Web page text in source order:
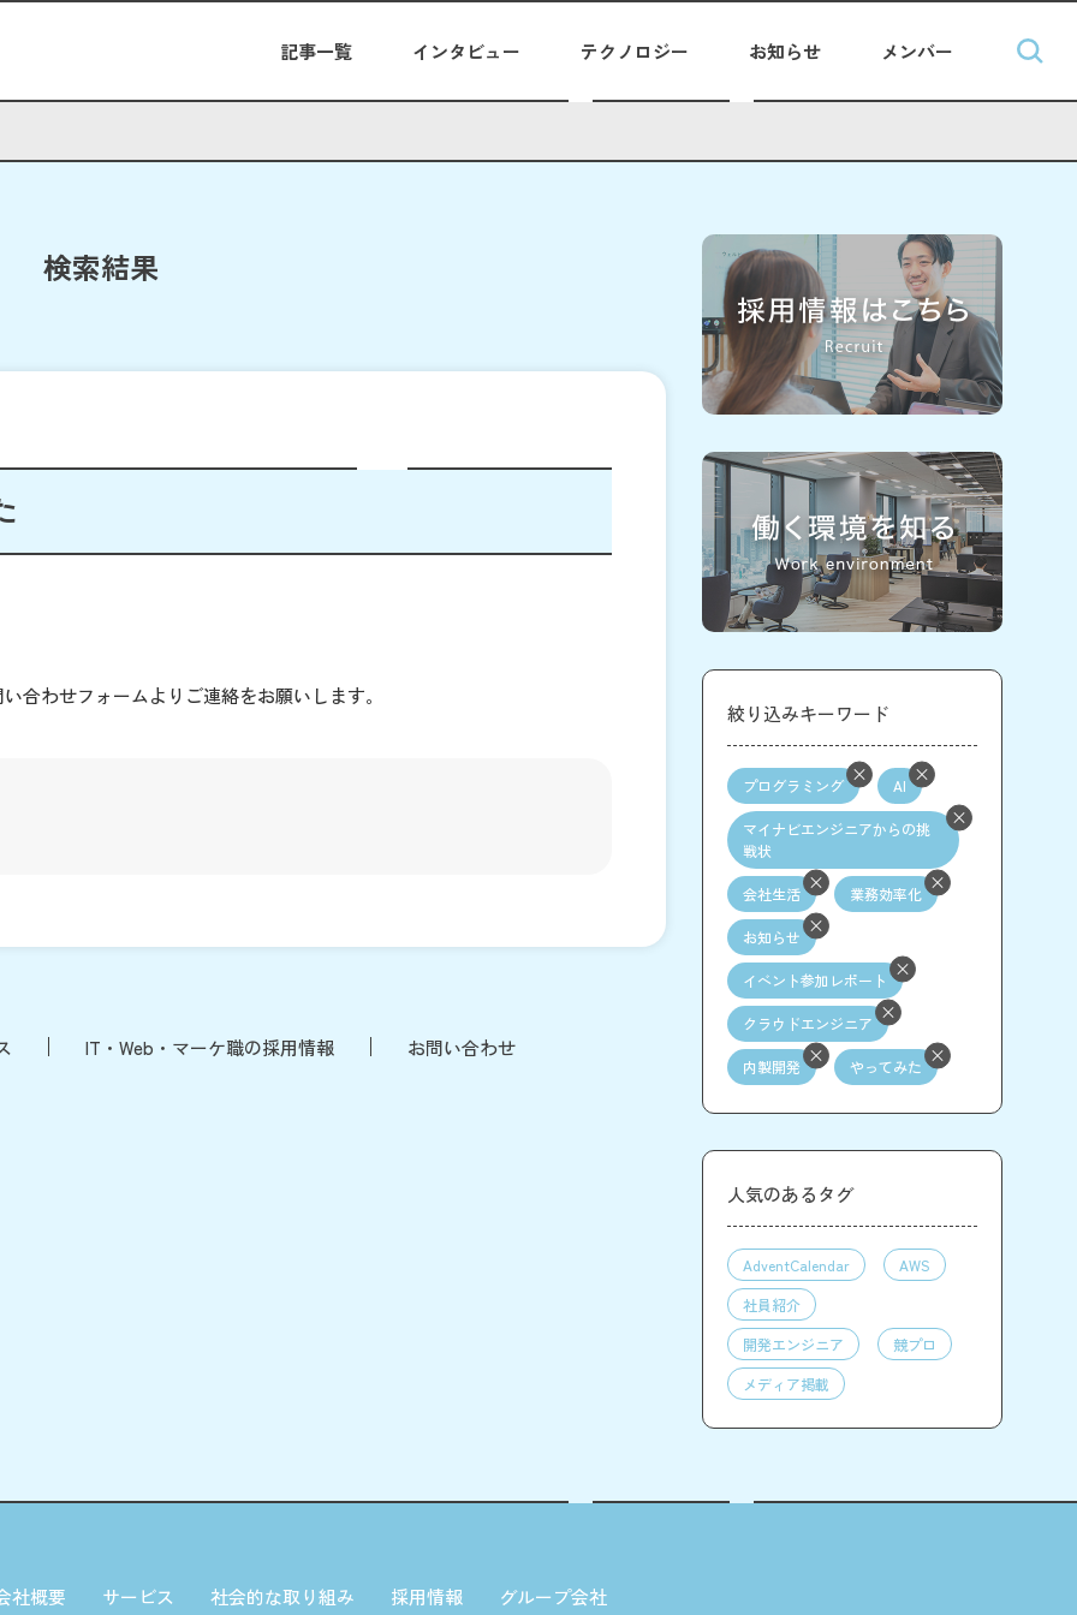
記事一覧 インタビュー テクノロジー お知らせ メンバー
検索結果
合わせフォームよりご連絡をお願いします。
IT・Web・マーケ職の採用情報 お問い合わせ
絞り込みキーワード
プログラミング AI
マイナビエンジニアからの挑
戦状
会社生活 業務効率化
お知らせ
イベント参加レポート
クラウドエンジニア
内製開発 やってみた
人気のあるタグ
AdventCalendar
AWS
社員紹介
開発エンジニア
競プロ
メディア掲載
社概要 サービス 社会的な取り組み 採用情報 グループ会社